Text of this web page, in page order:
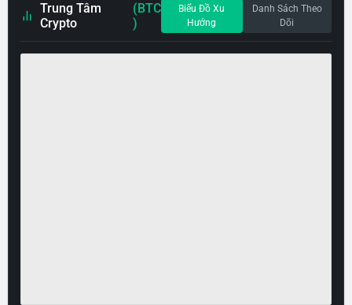
Trung Tâm
Crypto
(BTC
)
Biểu Đồ Xu
Hướng
Danh Sách Theo
Dõi